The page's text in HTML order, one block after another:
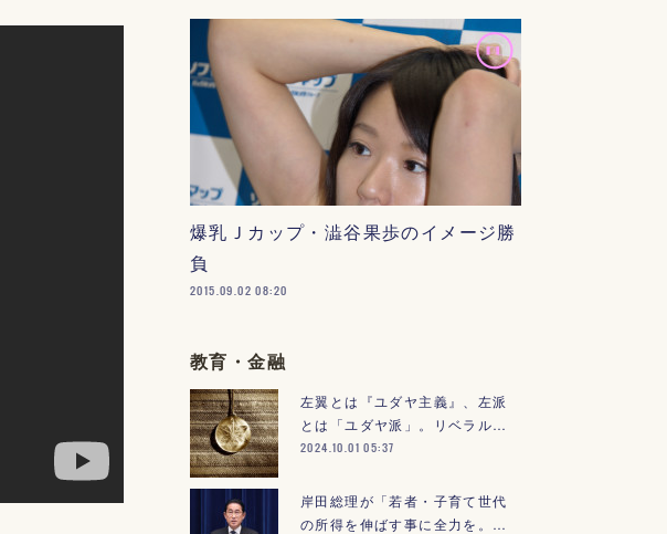
爆乳Ｊカップ・澁谷果歩のイメージ勝
負
2015.09.02 08:20
教育・金融
左翼とは『ユダヤ主義』、左派
とは「ユダヤ派」。リベラル…
2024.10.01 05:37
岸田総理が「若者・子育て世代
の所得を伸ばす事に全力を。…